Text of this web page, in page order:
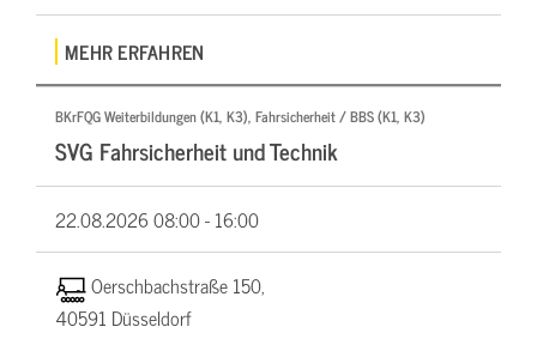
MEHR ERFAHREN
BKrFQG Weiterbildungen (K1, K3), Fahrsicherheit / BBS (K1, K3)
SVG Fahrsicherheit und Technik
22.08.202608:00 - 16:00
Oerschbachstraße 150,
40591 Düsseldorf